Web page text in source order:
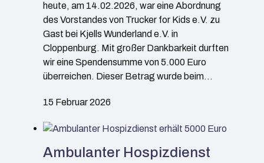
heute, am 14.02.2026, war eine Abordnung
des Vorstandes von Trucker for Kids e.V. zu
Gast bei Kjells Wunderland e.V. in
Cloppenburg. Mit großer Dankbarkeit durften
wir eine Spendensumme von 5.000 Euro
überreichen. Dieser Betrag wurde beim…
15 Februar 2026
Ambulanter Hospizdienst